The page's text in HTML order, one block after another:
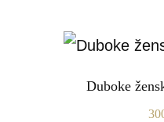
Duboke